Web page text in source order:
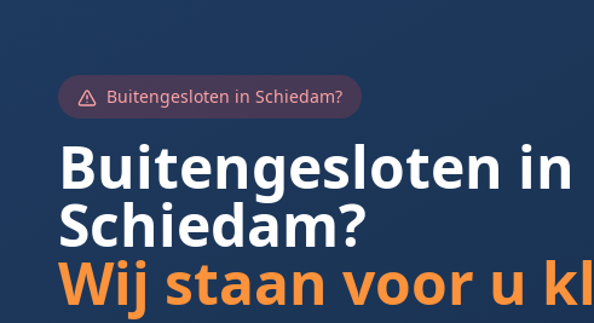
Buitengesloten in Schiedam?
Buitengesloten in
Schiedam?
Wij staan voor u